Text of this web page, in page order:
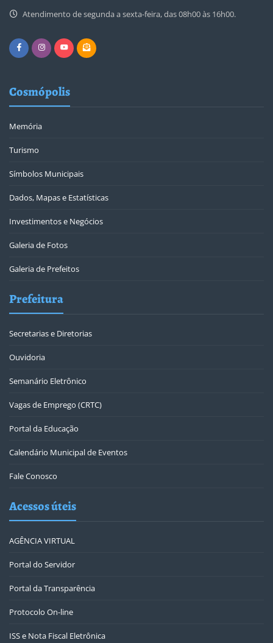
Atendimento de segunda a sexta-feira, das 08h00 às 16h00.
Cosmópolis
Memória
Turismo
Símbolos Municipais
Dados, Mapas e Estatísticas
Investimentos e Negócios
Galeria de Fotos
Galeria de Prefeitos
Prefeitura
Secretarias e Diretorias
Ouvidoria
Semanário Eletrônico
Vagas de Emprego (CRTC)
Portal da Educação
Calendário Municipal de Eventos
Fale Conosco
Acessos úteis
AGÊNCIA VIRTUAL
Portal do Servidor
Portal da Transparência
Protocolo On-line
ISS e Nota Fiscal Eletrônica